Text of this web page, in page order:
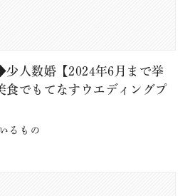
人数婚【2024年6月まで挙
食でもてなすウエディングプ
るもの